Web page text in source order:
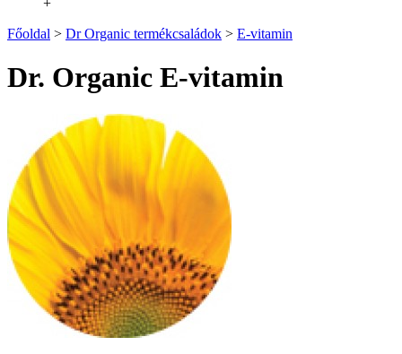
+
Főoldal > Dr Organic termékcsaládok > E-vitamin
Dr. Organic E-vitamin